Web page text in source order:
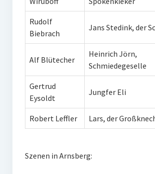
Rudolf
Biebrach
Jans Stedink, der
Alf Blütecher
Heinrich Jörn,
Schmiedegeselle
Gertrud
Eysoldt
Jungfer Eli
Robert Leffler Lars, der
Szenen in Arnsberg: